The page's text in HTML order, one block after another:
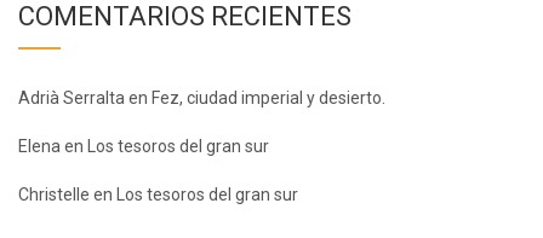
COMENTARIOS RECIENTES
Adrià Serralta en Fez, ciudad imperial y desierto.
Elena en Los tesoros del gran sur
Christelle en Los tesoros del gran sur